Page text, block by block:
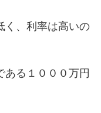
く、利率は高いの
ある１０００万円